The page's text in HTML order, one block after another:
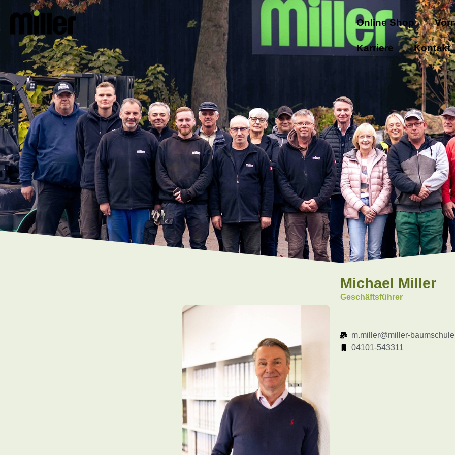
Online Shop
Karriere Kontakt
Michael Miller
Geschäftsführer
m.miller@miller-
04101-543311